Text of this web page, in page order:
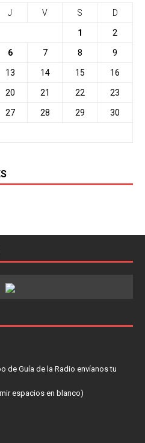
J V S D
1 2
6 7 8 9
13 14 15 16
20 21 22 23
27 28 29 30
de Guía de la Radio envíanos tu
espacios en blanco)